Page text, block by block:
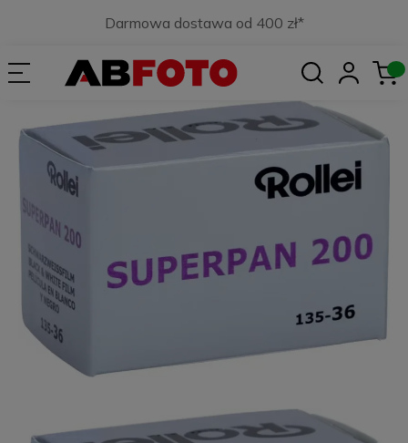
Darmowa dostawa od 400 zł*